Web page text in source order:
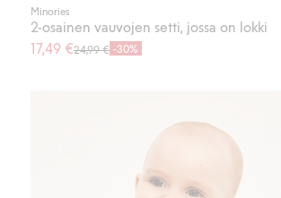
Minories
2-osainen vauvojen setti, jossa on lokki
17,49 €24,99 € -30%